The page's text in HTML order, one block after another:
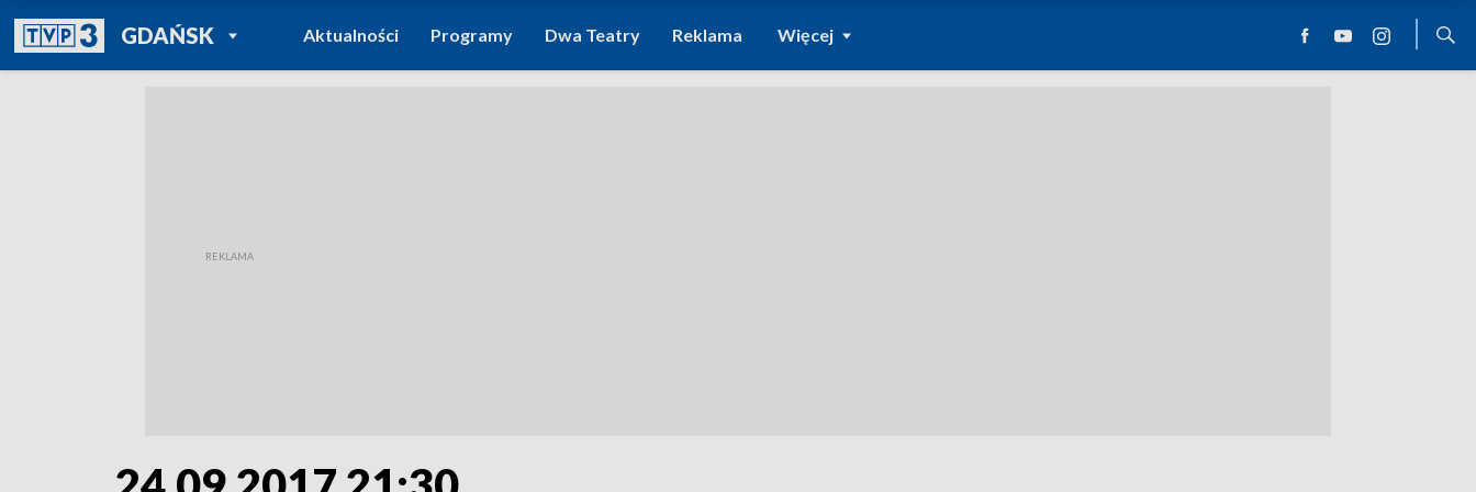
GDAŃSKPOWRÓT DO
TVP REGIONY
Aktualności Programy Dwa Teatry Reklama Więcej